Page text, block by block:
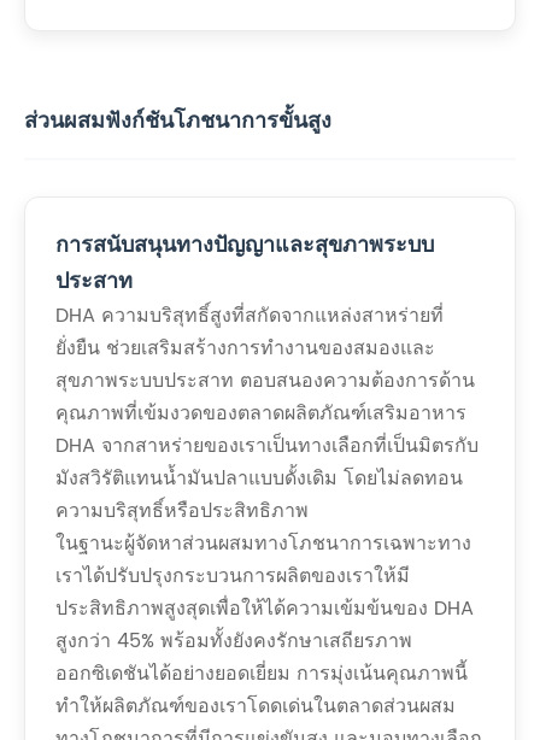
ส่วนผสมฟังก์ชันโภชนาการขั้นสูง
การสนับสนุนทางปัญญาและสุขภาพระบบ
ประสาท
DHA ความบริสุทธิ์สูงที่สกัดจากแหล่งสาหร่ายที่
ยั่งยืน ช่วยเสริมสร้างการทำงานของสมองและ
สุขภาพระบบประสาท ตอบสนองความต้องการด้าน
คุณภาพที่เข้มงวดของตลาดผลิตภัณฑ์เสริมอาหาร
DHA จากสาหร่ายของเราเป็นทางเลือกที่เป็นมิตรกับ
มังสวิรัติแทนน้ำมันปลาแบบดั้งเดิม โดยไม่ลดทอน
ความบริสุทธิ์หรือประสิทธิภาพ
ในฐานะผู้จัดหาส่วนผสมทางโภชนาการเฉพาะทาง
เราได้ปรับปรุงกระบวนการผลิตของเราให้มี
ประสิทธิภาพสูงสุดเพื่อให้ได้ความเข้มข้นของ DHA
สูงกว่า 45% พร้อมทั้งยังคงรักษาเสถียรภาพ
ออกซิเดชันได้อย่างยอดเยี่ยม การมุ่งเน้นคุณภาพนี้
ทำให้ผลิตภัณฑ์ของเราโดดเด่นในตลาดส่วนผสม